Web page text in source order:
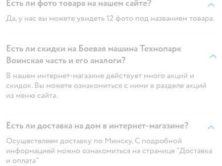
Есть ли фото товара на нашем сайте?
Да, у нас вы можете увидеть 12 фото под названием товара.
Есть ли скидки на Боевая машина Технопарк
Воинская часть и его аналоги?
В нашем интернет-магазине действует много акций и
скидок. Вы можете ознакомиться с ними в разделе акций
из меню сайта.
Есть ли доставка на дом в интернет-магазине?
Осуществляем доставку по Минску. С подробной
информацией можно ознакомиться на странице "Доставка
и оплата"